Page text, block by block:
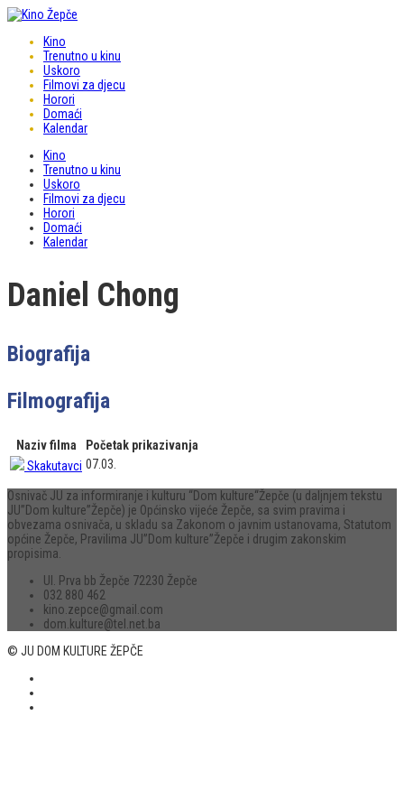
Kino
Trenutno u kinu
Uskoro
Filmovi za djecu
Horori
Domaći
Kalendar
Kino
Trenutno u kinu
Uskoro
Filmovi za djecu
Horori
Domaći
Kalendar
Daniel Chong
Biografija
Filmografija
Naziv filma
Početak prikazivanja
Skakutavci 07.03.
Osnivač JU za informiranje i kulturu “Dom kulture“Žepče (u daljnjem tekstu
JU”Dom kulture”Žepče) je Općinsko vijeće Žepče, sa svim pravima i
obvezama osnivača, u skladu sa Zakonom o javnim ustanovama, Statutom
općine Žepče, Pravilima JU”Dom kulture”Žepče i drugim zakonskim
propisima.
Ul. Prva bb Žepče 72230 Žepče
032 880 462
kino.zepce@gmail.com
dom.kulture@tel.net.ba
© JU DOM KULTURE ŽEPČE